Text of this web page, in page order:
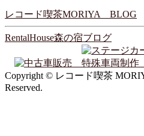
レコード喫茶MORIYA BLOG
RentalHouse森の宿ブログ
Copyright © レコード喫茶
Reserved.